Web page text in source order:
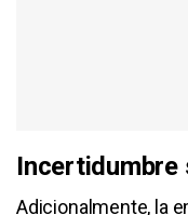
Incertidumbre
Adicionalmente, la